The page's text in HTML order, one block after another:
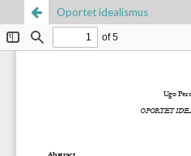
Oportet idealismus